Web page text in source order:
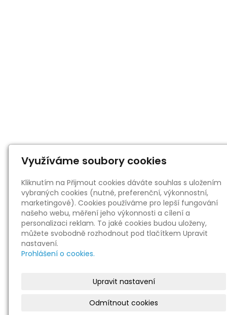
Využíváme soubory cookies
Kliknutím na Přijmout cookies dáváte souhlas s uložením
vybraných cookies (nutné, preferenční, výkonnostní,
marketingové). Cookies používáme pro lepší fungování
našeho webu, měření jeho výkonnosti a cílení a
personalizaci reklam. To jaké cookies budou uloženy,
můžete svobodně rozhodnout pod tlačítkem Upravit
nastavení.
Prohlášení o cookies.
Upravit nastavení
Odmítnout cookies